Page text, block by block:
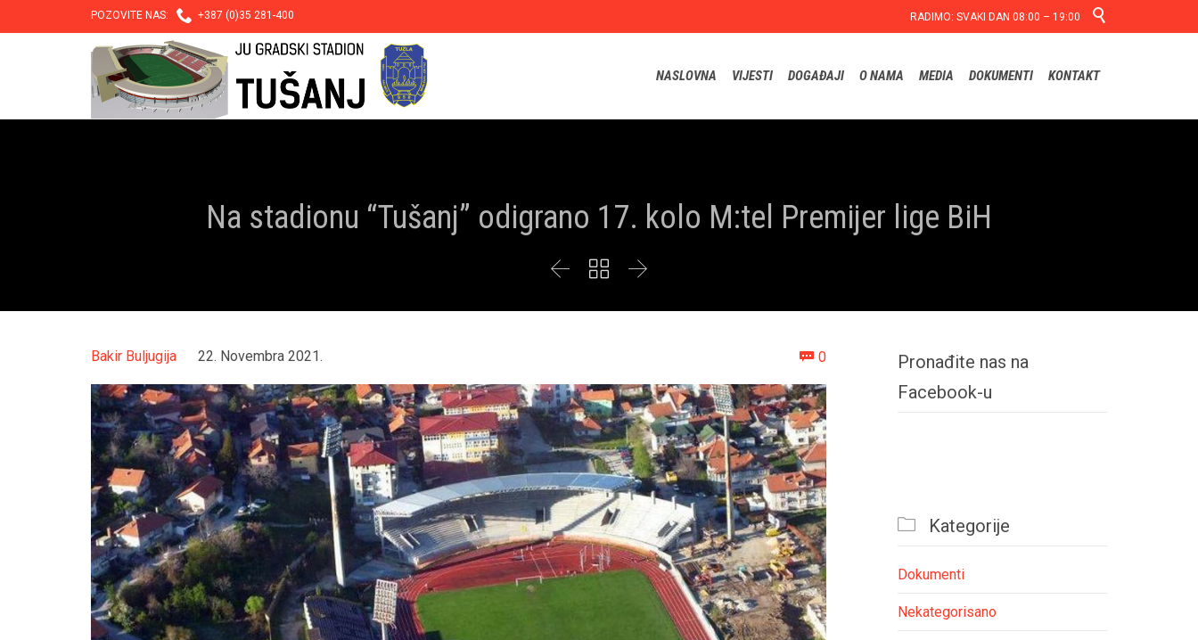
POZOVITE NAS:  +387 (0)35 281-400 RADIMO: SVAKI DAN 08:00 – 19:00 
NASLOVNA VIJESTI DOGAĐAJI O NAMA MEDIA DOKUMENTI KONTAKT
Na stadionu “Tušanj” odigrano 17. kolo M:tel Premijer lige BiH
  
Bakir Buljugija 22. Novembra 2021.  0Comments
Pronađite nas na
Facebook-u
 Kategorije
Dokumenti
Nekategorisano